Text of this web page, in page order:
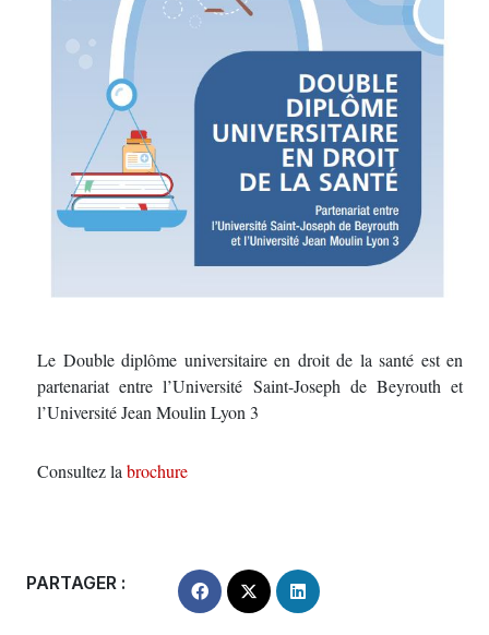
Le Double diplôme universitaire en droit de la santé est en
partenariat entre l’Université Saint-Joseph de Beyrouth et
l’Université Jean Moulin Lyon 3
Consultez la brochure
PARTAGER :